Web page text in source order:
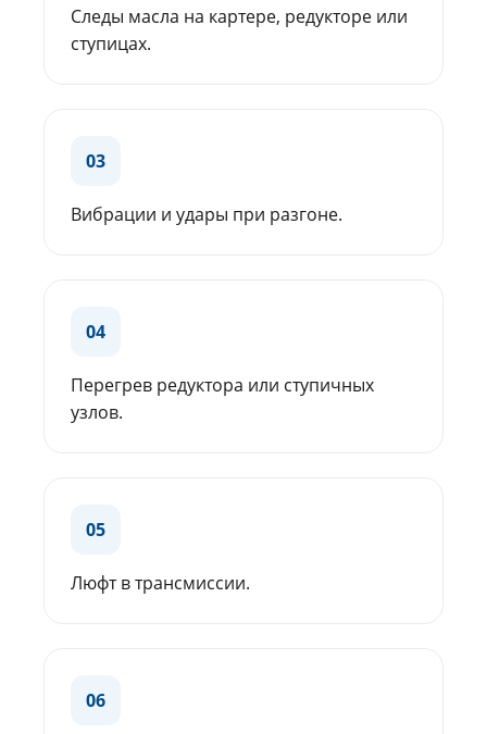
Следы масла на картере, редукторе или
ступицах.
03
Вибрации и удары при разгоне.
04
Перегрев редуктора или ступичных
узлов.
05
Люфт в трансмиссии.
06